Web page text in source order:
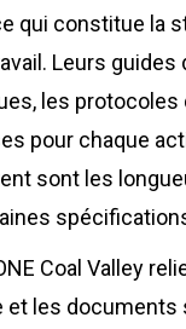
qui constitue la
Leurs guides
les
pour chaque
sont les
Coal Valley
et les documents